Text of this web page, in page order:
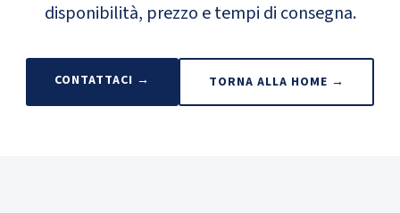
disponibilità, prezzo e tempi di consegna.
CONTATTACI → TORNA ALLA HOME →